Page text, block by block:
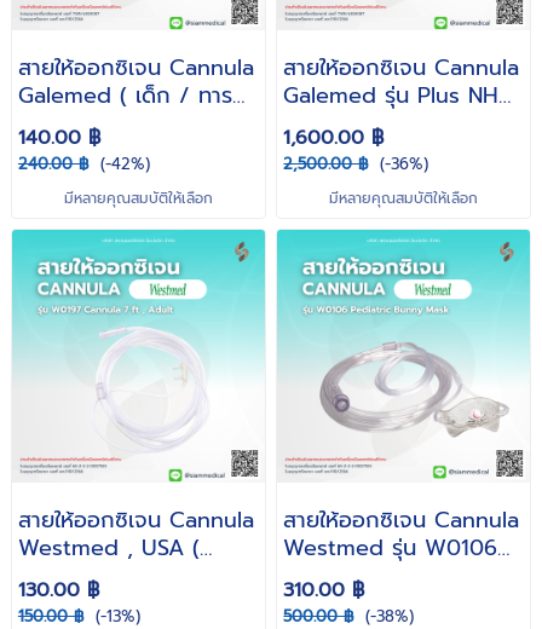
สายให้ออกซิเจน Cannula
Galemed ( เด็ก / ทารก
)
140.00 ฿
240.00 ฿ (-42%)
มีหลายคุณสมบัติให้เลือก
สายให้ออกซิเจน Cannula
Galemed รุ่น Plus NHF
Nasal Prong ( Size 2 /
3 / 4 )
1,600.00 ฿
2,500.00 ฿ (-36%)
มีหลายคุณสมบัติให้เลือก
สายให้ออกซิเจน Cannula
Westmed , USA (
สำหรับผู้ใหญ่ / ทารก )
130.00 ฿
150.00 ฿ (-13%)
สายให้ออกซิเจน Cannula
Westmed รุ่น W0106
Pediatric Bunny Mask
สำหรับเด็ก
310.00 ฿
500.00 ฿ (-38%)